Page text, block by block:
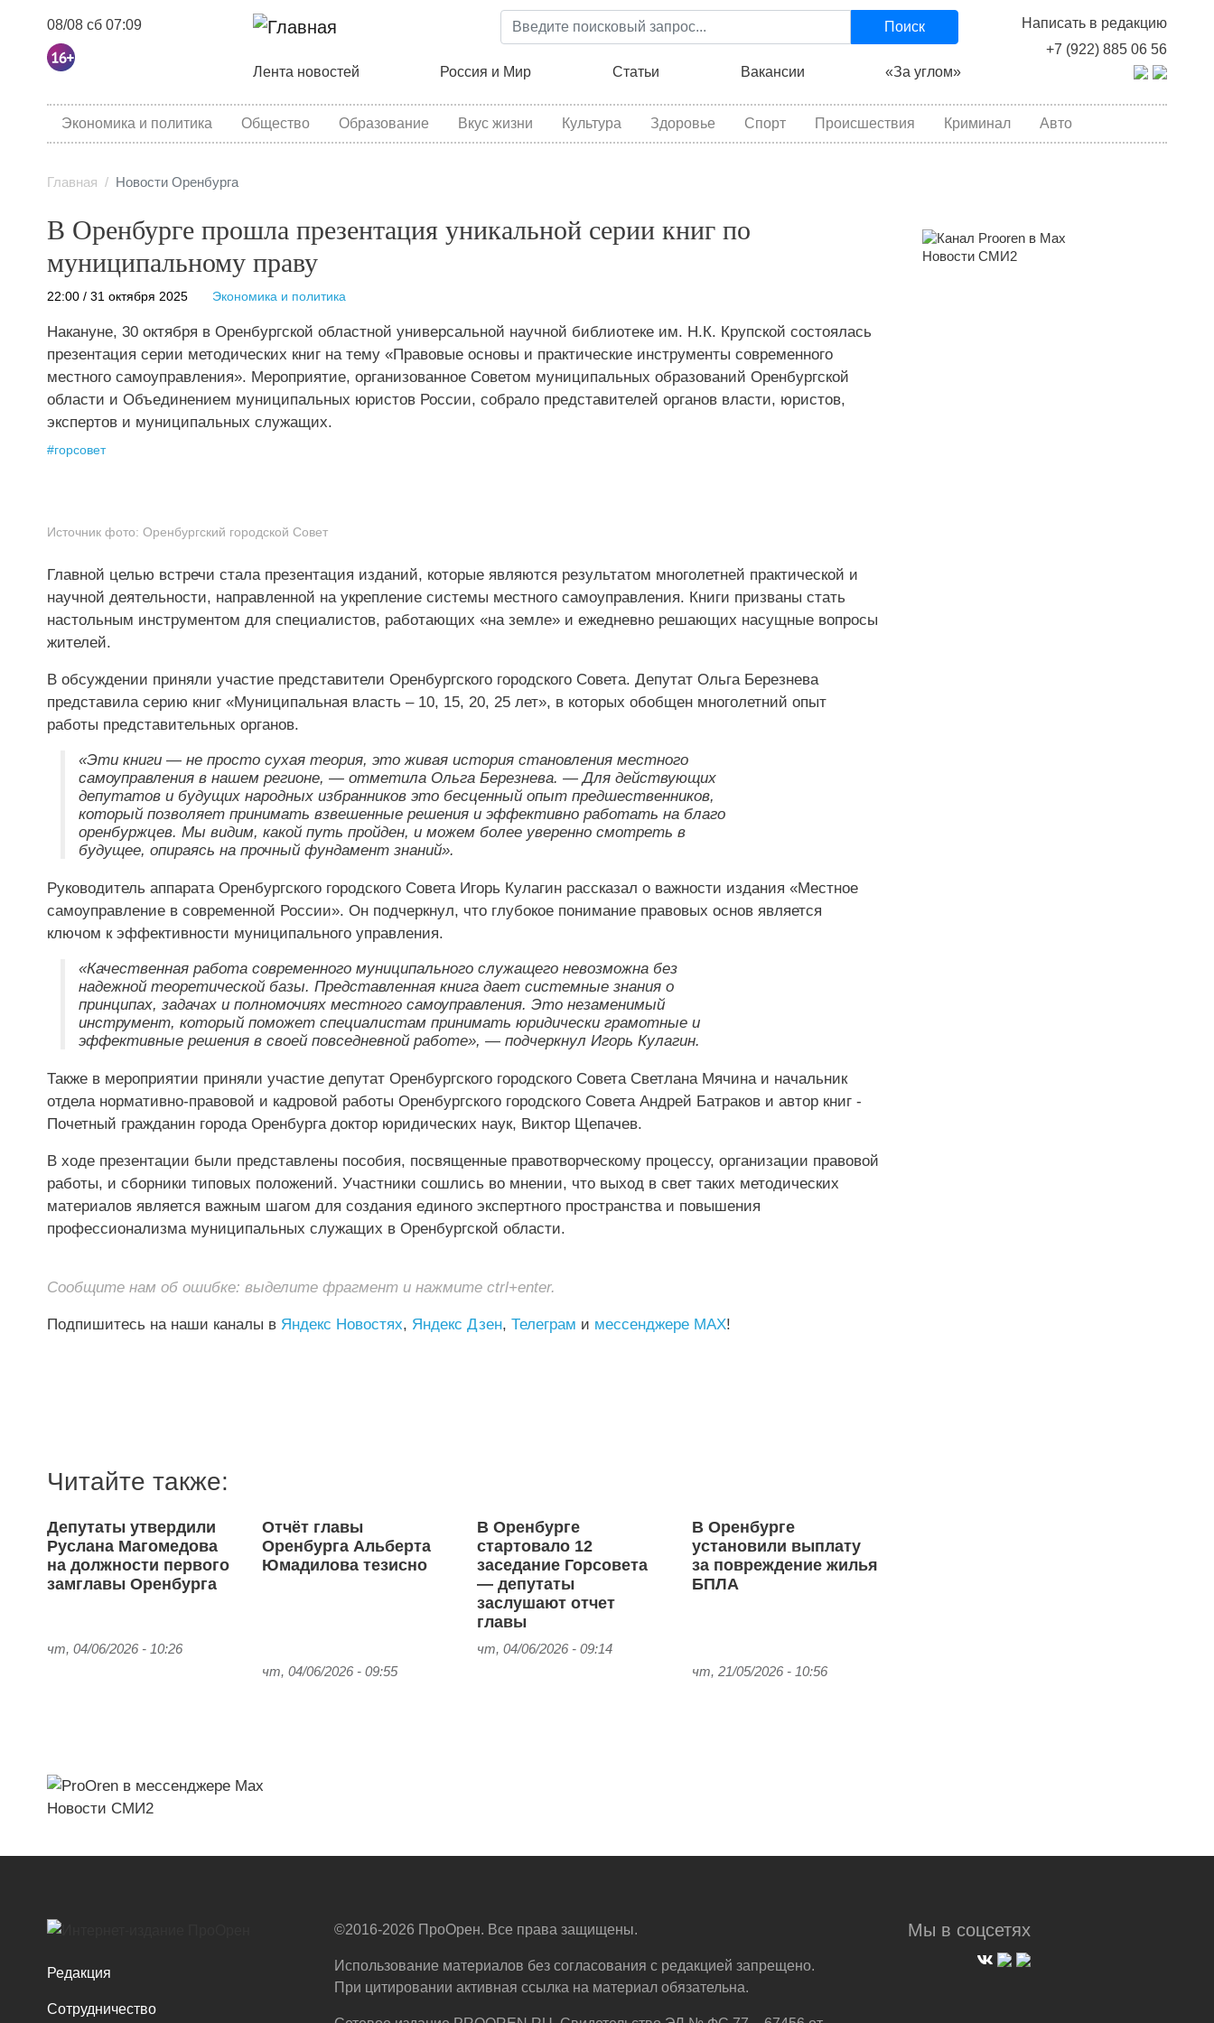
Перейти
к
содержанию
08/08 сб 07:09
Написать в редакцию
+7 (922) 885 06 56
Поиск
Основная навигация
Лента новостей Россия и Мир Статьи Вакансии «За углом»
category menu
Экономика и политика Общество Образование Вкус жизни Культура Здоровье Спорт Происшествия Криминал Авто
Главная Новости Оренбурга
В Оренбурге прошла презентация уникальной серии книг по
муниципальному праву
22:00 / 31 октября 2025 Экономика и политика
Накануне, 30 октября в Оренбургской областной универсальной научной библиотеке им. Н.К. Крупской состоялась
презентация серии методических книг на тему «Правовые основы и практические инструменты современного
местного самоуправления». Мероприятие, организованное Советом муниципальных образований Оренбургской
области и Объединением муниципальных юристов России, собрало представителей органов власти, юристов,
экспертов и муниципальных служащих.
#горсовет
Источник фото: Оренбургский городской Совет
Главной целью встречи стала презентация изданий, которые являются результатом многолетней практической и
научной деятельности, направленной на укрепление системы местного самоуправления. Книги призваны стать
настольным инструментом для специалистов, работающих «на земле» и ежедневно решающих насущные вопросы
жителей.
В обсуждении приняли участие представители Оренбургского городского Совета. Депутат Ольга Березнева
представила серию книг «Муниципальная власть – 10, 15, 20, 25 лет», в которых обобщен многолетний опыт
работы представительных органов.
«Эти книги — не просто сухая теория, это живая история становления местного
самоуправления в нашем регионе, — отметила Ольга Березнева. — Для действующих
депутатов и будущих народных избранников это бесценный опыт предшественников,
который позволяет принимать взвешенные решения и эффективно работать на благо
оренбуржцев. Мы видим, какой путь пройден, и можем более уверенно смотреть в
будущее, опираясь на прочный фундамент знаний».
Руководитель аппарата Оренбургского городского Совета Игорь Кулагин рассказал о важности издания «Местное
самоуправление в современной России». Он подчеркнул, что глубокое понимание правовых основ является
ключом к эффективности муниципального управления.
«Качественная работа современного муниципального служащего невозможна без
надежной теоретической базы. Представленная книга дает системные знания о
принципах, задачах и полномочиях местного самоуправления. Это незаменимый
инструмент, который поможет специалистам принимать юридически грамотные и
эффективные решения в своей повседневной работе», — подчеркнул Игорь Кулагин.
Также в мероприятии приняли участие депутат Оренбургского городского Совета Светлана Мячина и начальник
отдела нормативно-правовой и кадровой работы Оренбургского городского Совета Андрей Батраков и автор книг -
Почетный гражданин города Оренбурга доктор юридических наук, Виктор Щепачев.
В ходе презентации были представлены пособия, посвященные правотворческому процессу, организации правовой
работы, и сборники типовых положений. Участники сошлись во мнении, что выход в свет таких методических
материалов является важным шагом для создания единого экспертного пространства и повышения
профессионализма муниципальных служащих в Оренбургской области.
Сообщите нам об ошибке: выделите фрагмент и нажмите ctrl+enter.
Подпишитесь на наши каналы в Яндекс Новостях, Яндекс Дзен, Телеграм и мессенджере MAX!
Читайте также:
Депутаты утвердили
Руслана Магомедова
на должности первого
замглавы Оренбурга
чт, 04/06/2026 - 10:26
Отчёт главы
Оренбурга Альберта
Юмадилова тезисно
чт, 04/06/2026 - 09:55
В Оренбурге
стартовало 12
заседание Горсовета
— депутаты
заслушают отчет
главы
чт, 04/06/2026 - 09:14
В Оренбурге
установили выплату
за повреждение жилья
БПЛА
чт, 21/05/2026 - 10:56
Новости СМИ2
Новости СМИ2
Редакция
Сотрудничество
Мы в соцсетях
©2016-2026 ПроОрен. Все права защищены.
Использование материалов без согласования с редакцией запрещено.
При цитировании активная ссылка на материал обязательна.